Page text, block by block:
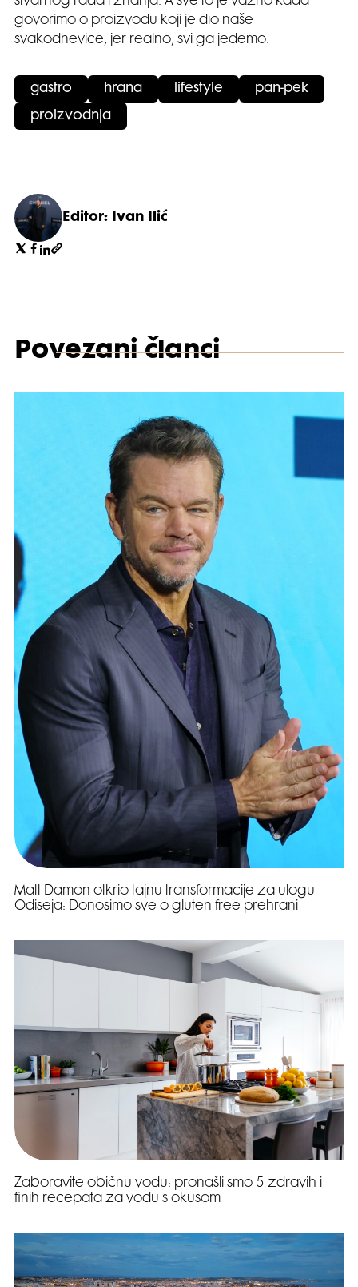
govorimo o proizvodu koji je dio naše
svakodnevice, jer realno, svi ga jedemo.
gastro hrana lifestyle pan-pek
proizvodnja
Editor: Ivan Ilić
Povezani članci
Matt Damon otkrio tajnu transformacije za ulogu
Odiseja: Donosimo sve o gluten free prehrani
Zaboravite običnu vodu: pronašli smo 5 zdravih i
finih recepata za vodu s okusom